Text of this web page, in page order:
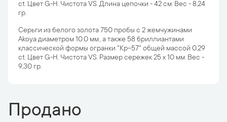
ct. Цвет G-H. Чистота VS. Длина цепочки - 42 см. Вес - 8,24
гр.
Серьги из белого золота 750 пробы с 2 жемчужинами
Akoya диаметром 10.0 мм., а также 58 бриллиантами
классической формы огранки "Кр-57" общей массой 0,29
ct. Цвет G-H. Чистота VS. Размер сережек 25 х 10 мм. Вес -
9,30 гр.
Продано